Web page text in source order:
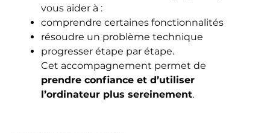
vous aider à :
comprendre certaines fonctionnalités
résoudre un problème technique
progresser étape par étape.
Cet accompagnement permet de
prendre confiance et d’utiliser
l’ordinateur plus sereinement.